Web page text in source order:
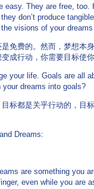
easy. They are free,
don’t produce
visions of your
免费的。然而，梦想本
成行动，你需要目标使
your life. Goals are all
dreams into goals?
标都是关乎行动的，目
Dreams:
are something you
even while you are